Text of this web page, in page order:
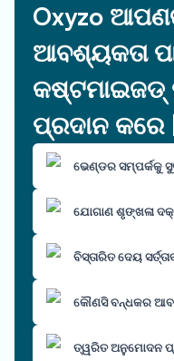
Oxyzo
ଆବଶ୍ୟକତା
କଷ୍ଟମାଇଜଡ୍
ପ୍ରଦାନ କରେ
ଭେଣ୍ଡର ସମ୍ପର୍କକୁ
ଯୋଗାଣ ଶୃଙ୍ଖଳା
ବିସ୍ତାରିତ ଦେୟ
କୌଣସି ବନ୍ଧକର
ତ୍ୱରିତ ଅନୁମୋଦନ